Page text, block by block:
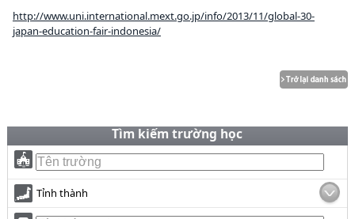
http://www.uni.international.mext.go.jp/info/2013/11/global-30-
japan-education-fair-indonesia/
Tìm kiếm trường học
Tỉnh thành